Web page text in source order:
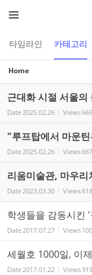
타임라인 카테고리
Home
근대화 시절 서울의
Date2025.02.26 Views
"루프탑에서 마운
Date2025.02.26 Views
리움미술관, 마우
Date2023.03.30 Views
학생들을 감동시킨
Date2017.07.27 Views
세월호 1000일, 이
Date2017.01.22 Views